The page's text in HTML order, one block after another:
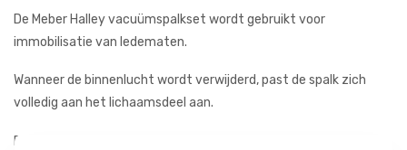
De Meber Halley vacuümspalkset wordt gebruikt voor
immobilisatie van ledematen.
Wanneer de binnenlucht wordt verwijderd, past de spalk zich
volledig aan het lichaamsdeel aan.
Deze spalken zijn gemaakt van absoluut betrouwbare